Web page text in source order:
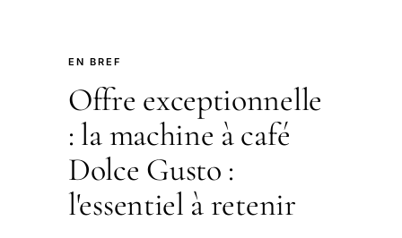
EN BREF
Offre exceptionnelle
: la machine à café
Dolce Gusto :
l'essentiel à retenir